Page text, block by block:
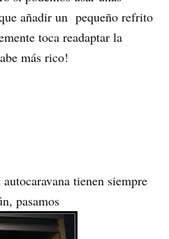
añadir un pequeño refrito
toca readaptar la
más rico!
tienen siempre
pasamos